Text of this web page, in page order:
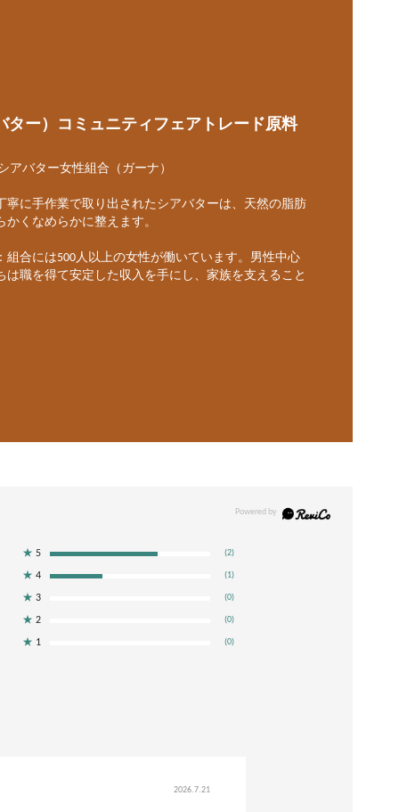
ター）コミュニティフェアトレード原料
アバター女性組合（ガーナ）
寧に手作業で取り出されたシアバターは、天然の脂肪
くなめらかに整えます。
組合には500人以上の女性が働いています。男性中心
は職を得て安定した収入を手にし、家族を支えること
★ 5 (2)
★ 4 (1)
★ 3 (0)
★ 2 (0)
★ 1 (0)
2026.7.21